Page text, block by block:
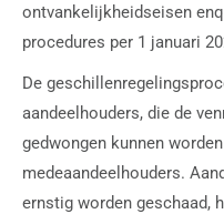
ontvankelijkheidseisen
procedures per 1 januari
De
aandeelhouders, die de
gedwongen kunnen
medeaandeelhouders.
ernstig worden geschaad,